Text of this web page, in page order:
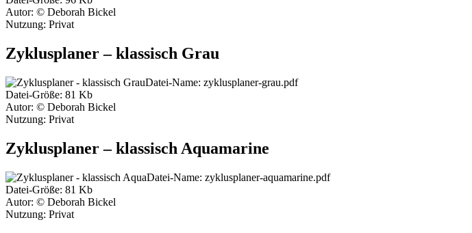
Autor: © Deborah Bickel
Nutzung: Privat
Zyklusplaner – klassisch Grau
Datei-Name: zyklusplaner-grau.pdf
Datei-Größe: 81 Kb
Autor: © Deborah Bickel
Nutzung: Privat
Zyklusplaner – klassisch Aquamarine
Datei-Name: zyklusplaner-aquamarine.pdf
Datei-Größe: 81 Kb
Autor: © Deborah Bickel
Nutzung: Privat